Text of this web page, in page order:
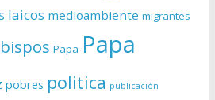
laicos medioambiente migrantes
Papa Papa
pobres politica publicación